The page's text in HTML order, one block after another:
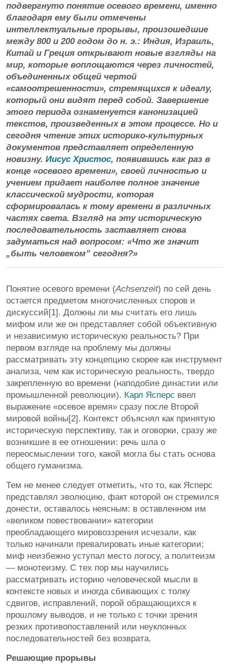
подвергнуто понятие осевого времени, именно
благодаря ему были отмечены
интеллектуальные прорывы, произошедшие
между 800 и 200 годом до н. э.: Индия, Израиль,
Китай и Греция открывают новые взгляды на
мир, которые воплощаются через личностей,
объединенных общей чертой
«самоотрешенности», стремящихся к идеалу,
который они видят перед собой. Завершение
этого периода ознаменуется канонизацией
текстов, произведенных в этом процессе. Но и
сегодня чтение этих историко-культурных
документов представляет определенную
новизну. Иисус Христос, появившись как раз в
конце «осевого времени», своей личностью и
учением придает наиболее полное значение
классической мудрости, которая
сформировалась к тому времени в различных
частях света. Взгляд на эту историческую
последовательность заставляет снова
задуматься над вопросом: «Что же значит
„быть человеком” сегодня?»
Понятие осевого времени (Achsenzeit) по сей день
остается предметом многочисленных споров и
дискуссий[1]. Должны ли мы считать его лишь
мифом или же он представляет собой объективную
и независимую историческую реальность? При
первом взгляде на проблему мы должны
рассматривать эту концепцию скорее как инструмент
анализа, чем как историческую реальность, твердо
закрепленную во времени (наподобие династии или
промышленной революции). Карл Ясперс ввел
выражение «осевое время» сразу после Второй
мировой войны[2]. Контекст объяснял как принятую
историческую перспективу, так и оговорки, сразу же
возникшие в ее отношении: речь шла о
переосмыслении того, какой могла бы стать основа
общего гуманизма.
Тем не менее следует отметить, что то, как Ясперс
представлял эволюцию, факт которой он стремился
донести, оставалось неясным: в оставленном им
«великом повествовании» категории
преобладающего мировоззрения исчезали, как
только начинали превалировать иные категории;
миф неизбежно уступал место логосу, а политеизм
— монотеизму. С тех пор мы научились
рассматривать историю человеческой мысли в
контексте новых и иногда сбивающих с толку
сдвигов, исправлений, порой обращающихся к
прошлому выводов, и не только с точки зрения
резких противопоставлений или неуклонных
последовательностей без возврата.
Решающие прорывы